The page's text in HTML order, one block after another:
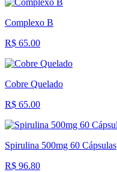
Complexo B
R$ 65.00
Cobre Quelado
R$ 65.00
Spirulina 500mg 60 Cápsulas
R$ 96.80